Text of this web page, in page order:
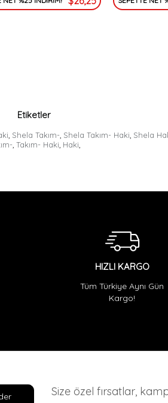
Etiketler
Shela Takım- Shela Takım- Haki Shela
Takım- Haki Haki
HIZLI KARGO
Tüm Türkiye Aynı Gün
Kargo!
Size özel fırsatlar,